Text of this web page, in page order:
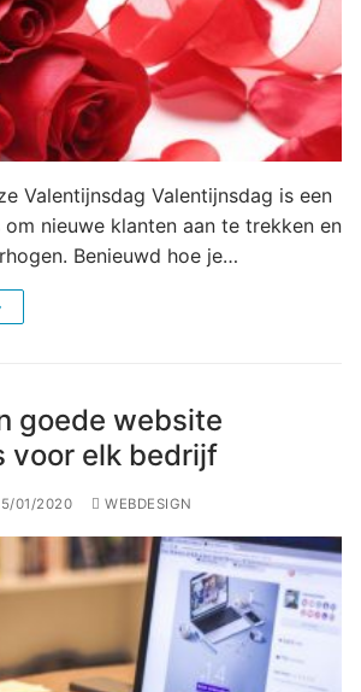
Valentijnsdag Valentijnsdag is een
nieuwe klanten aan te trekken en
Benieuwd hoe je…
goede website
voor elk bedrijf
01/2020 WEBDESIGN